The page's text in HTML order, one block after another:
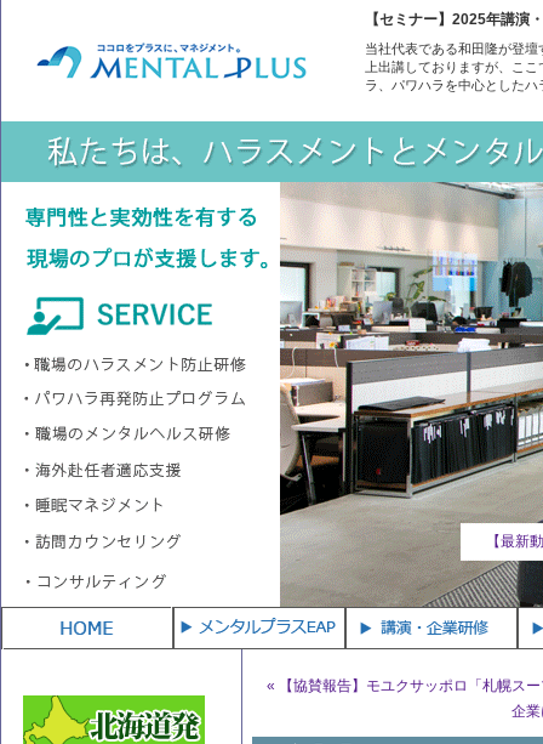
【セミナー】2025年講演
当社代表である和田隆が登
上出講しておりますが、こ
ラ、パワハラを中心とした
【講義情報】第17回ハラスメント防止コンサルタント養成講座に
【最新
(6月 4日
« 【協賛報告】モユクサッポロ「札幌ス
企